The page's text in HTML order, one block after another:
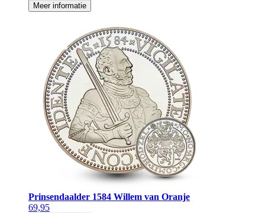
Meer informatie
Prinsendaalder 1584 Willem van Oranje
69,95